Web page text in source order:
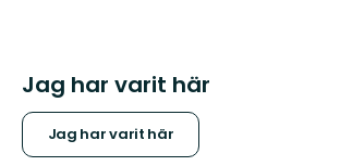
Jag har varit här
Jag har varit här